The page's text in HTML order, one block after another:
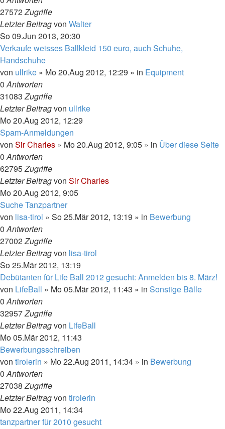
27572Zugriffe
Letzter Beitragvon Walter
So 09.Jun 2013, 20:30
Verkaufe weisses Ballkleid 150 euro, auch Schuhe,
Handschuhe
von ullrike » Mo 20.Aug 2012, 12:29 » in Equipment
0Antworten
31083Zugriffe
Letzter Beitragvon ullrike
Mo 20.Aug 2012, 12:29
Spam-Anmeldungen
von Sir Charles » Mo 20.Aug 2012, 9:05 » in Über diese Seite
0Antworten
62795Zugriffe
Letzter Beitragvon Sir Charles
Mo 20.Aug 2012, 9:05
Suche Tanzpartner
von lisa-tirol » So 25.Mär 2012, 13:19 » in Bewerbung
0Antworten
27002Zugriffe
Letzter Beitragvon lisa-tirol
So 25.Mär 2012, 13:19
Debütanten für Life Ball 2012 gesucht: Anmelden bis 8. März!
von LifeBall » Mo 05.Mär 2012, 11:43 » in Sonstige Bälle
0Antworten
32957Zugriffe
Letzter Beitragvon LifeBall
Mo 05.Mär 2012, 11:43
Bewerbungsschreiben
von tirolerin » Mo 22.Aug 2011, 14:34 » in Bewerbung
0Antworten
27038Zugriffe
Letzter Beitragvon tirolerin
Mo 22.Aug 2011, 14:34
tanzpartner für 2010 gesucht